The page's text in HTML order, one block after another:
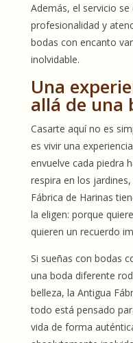
Además, el servicio
profesionalidad y
bodas con encanto
inolvidable.
Una
allá de una
Casarte aquí no es
es vivir una
envuelve cada piedra
respira en los
Fábrica de Harinas
la eligen: porque
quieren un recuerdo
Si sueñas con bodas
una boda diferente
belleza, la Antigua
todo está pensado
vida de forma